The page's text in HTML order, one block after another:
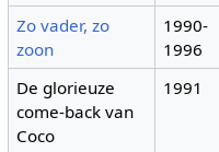
Zo vader, zo
zoon
1990-
1996
De glorieuze
come-back van
Coco
1991